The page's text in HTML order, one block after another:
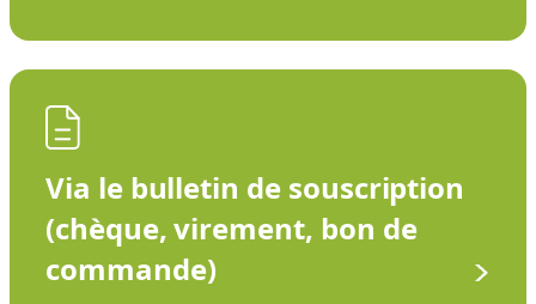
Via le bulletin de souscription
(chèque, virement, bon de
commande)